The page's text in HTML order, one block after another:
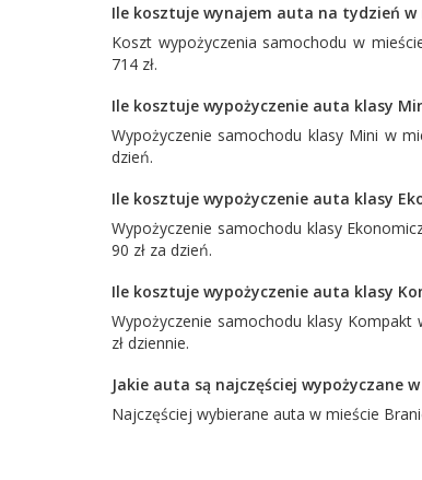
Ile kosztuje wynajem auta na tydzień w
Koszt wypożyczenia samochodu w
714 zł.
Ile kosztuje wypożyczenie auta klasy
Wypożyczenie samochodu klasy Mini w
dzień.
Ile kosztuje wypożyczenie auta klasy
Wypożyczenie samochodu klasy
90 zł za dzień.
Ile kosztuje wypożyczenie auta klasy
Wypożyczenie samochodu klasy
zł dziennie.
Jakie auta są najczęściej wypożyczane
Najczęściej wybierane auta w mieście